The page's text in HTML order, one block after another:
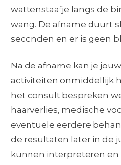
wattenstaafje langs de
wang. De afname duurt
seconden en er is geen
Na de afname kan je
activiteiten onmiddellijk
het consult bespreken
haarverlies, medische
eventuele eerdere
de resultaten later in de
kunnen interpreteren en